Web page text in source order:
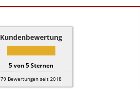
Kundenbewertung
5von 5Sternen
79 Bewertungen seit 2018